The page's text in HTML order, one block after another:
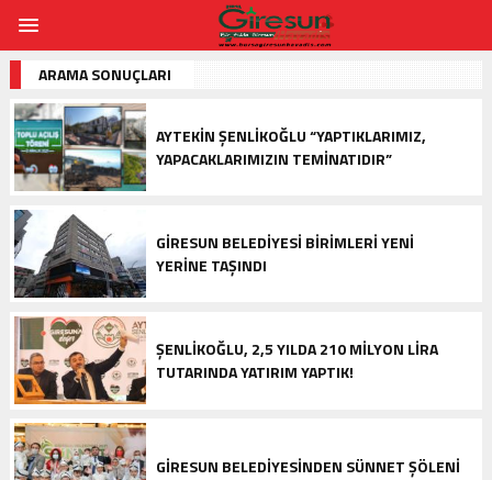
ARAMA SONUÇLARI
AYTEKIN ŞENLIKOĞLU “YAPTIKLARIMIZ,
YAPACAKLARIMIZIN TEMINATIDIR”
GIRESUN BELEDIYESI BIRIMLERI YENI
YERINE TAŞINDI
ŞENLIKOĞLU, 2,5 YILDA 210 MILYON LIRA
TUTARINDA YATIRIM YAPTIK!
GIRESUN BELEDIYESINDEN SÜNNET ŞÖLENI